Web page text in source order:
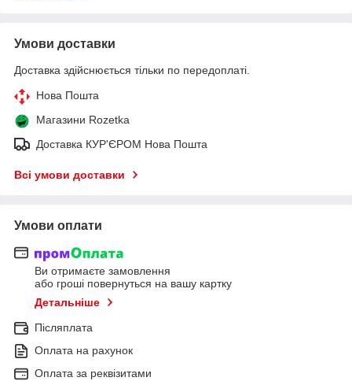
Умови доставки
Доставка здійснюється тільки по передоплаті.
Нова Пошта
Магазини Rozetka
Доставка КУР'ЄРОМ Нова Пошта
Всі умови доставки
Умови оплати
Ви отримаєте замовлення
або гроші повернуться на вашу картку
Детальніше
Післяплата
Оплата на рахунок
Оплата за реквізитами